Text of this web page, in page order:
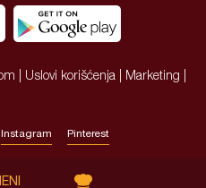
| Uslovi korišćenja Marketing
Instagram Pinterest